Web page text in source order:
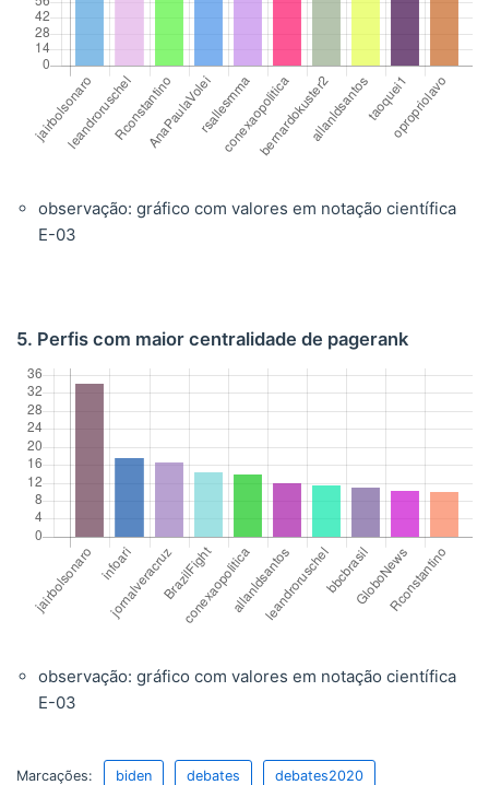
observação: gráfico com valores em notação científica
E-03
5. Perfis com maior centralidade de pagerank
observação: gráfico com valores em notação científica
E-03
Marcações: biden debates debates2020